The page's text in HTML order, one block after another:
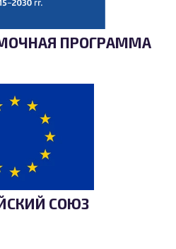
ПРОГРАММА
СОЮЗ